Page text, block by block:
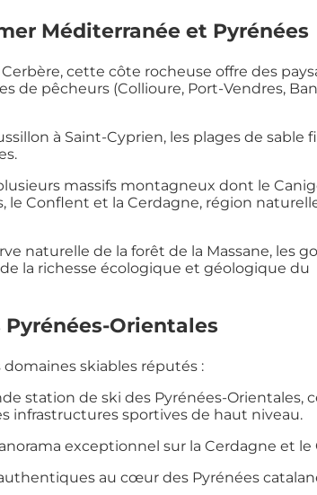
Méditerranée et Pyrénées
cette côte rocheuse offre des
de pêcheurs (Collioure, Port-Vendres,
à Saint-Cyprien, les plages de sable
massifs montagneux dont le
le Conflent et la Cerdagne, région
naturelle de la forêt de la Massane, les
la richesse écologique et géologique du
Orientales
skiables réputés :
station de ski des Pyrénées-Orientales,
infrastructures sportives de haut niveau.
exceptionnel sur la Cerdagne et le
au cœur des Pyrénées